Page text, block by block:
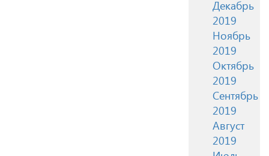
Декабрь
2019
Ноябрь
2019
Октябрь
2019
Сентябрь
2019
Август
2019